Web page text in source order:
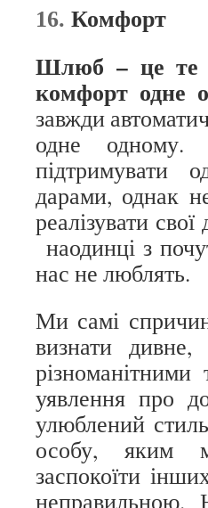
16. Комфорт
Шлюб – це те
комфорт одне
завжди
одне
підтримувати
дарами, однак
реалізувати
наодинці з
нас не люблять.
Ми самі
визнати дивне,
уявлення про
улюблений
особу, яким
заспокоїти
неправильною.